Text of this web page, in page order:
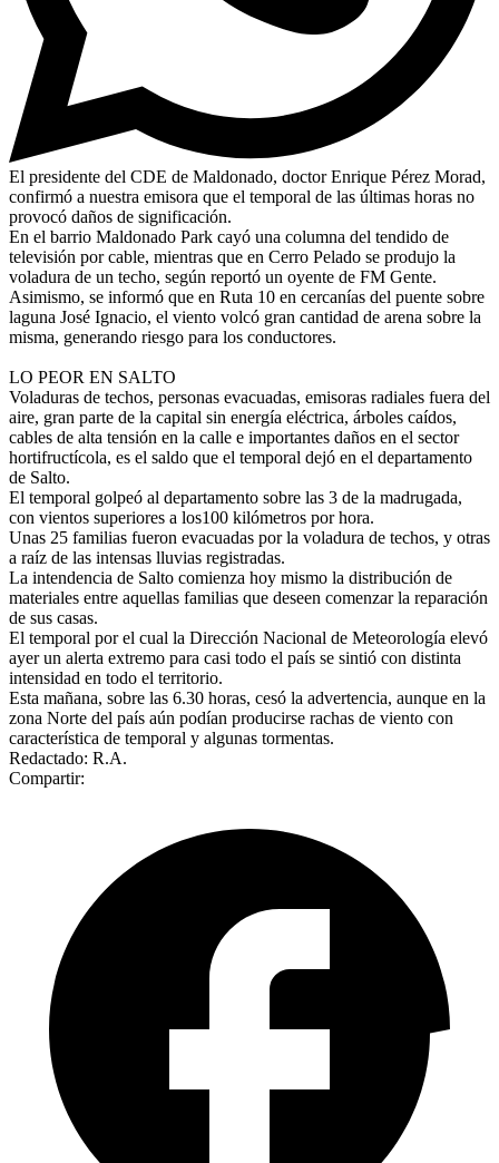
El presidente del CDE de Maldonado, doctor Enrique Pérez Morad,
confirmó a nuestra emisora que el temporal de las últimas horas no
provocó daños de significación.
En el barrio Maldonado Park cayó una columna del tendido de
televisión por cable, mientras que en Cerro Pelado se produjo la
voladura de un techo, según reportó un oyente de FM Gente.
Asimismo, se informó que en Ruta 10 en cercanías del puente sobre
laguna José Ignacio, el viento volcó gran cantidad de arena sobre la
misma, generando riesgo para los conductores.
LO PEOR EN SALTO
Voladuras de techos, personas evacuadas, emisoras radiales fuera del
aire, gran parte de la capital sin energía eléctrica, árboles caídos,
cables de alta tensión en la calle e importantes daños en el sector
hortifructícola, es el saldo que el temporal dejó en el departamento
de Salto.
El temporal golpeó al departamento sobre las 3 de la madrugada,
con vientos superiores a los100 kilómetros por hora.
Unas 25 familias fueron evacuadas por la voladura de techos, y otras
a raíz de las intensas lluvias registradas.
La intendencia de Salto comienza hoy mismo la distribución de
materiales entre aquellas familias que deseen comenzar la reparación
de sus casas.
El temporal por el cual la Dirección Nacional de Meteorología elevó
ayer un alerta extremo para casi todo el país se sintió con distinta
intensidad en todo el territorio.
Esta mañana, sobre las 6.30 horas, cesó la advertencia, aunque en la
zona Norte del país aún podían producirse rachas de viento con
característica de temporal y algunas tormentas.
Redactado: R.A.
Compartir: